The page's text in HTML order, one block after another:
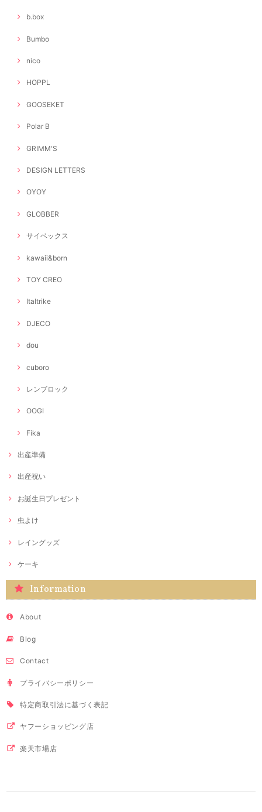
b.box
Bumbo
nico
HOPPL
GOOSEKET
Polar B
GRIMM'S
DESIGN LETTERS
OYOY
GLOBBER
サイベックス
kawaii&born
TOY CREO
Italtrike
DJECO
dou
cuboro
レンブロック
OOGI
Fika
出産準備
出産祝い
お誕生日プレゼント
虫よけ
レイングッズ
ケーキ
Information
About
Blog
Contact
プライバシーポリシー
特定商取引法に基づく表記
ヤフーショッピング店
楽天市場店